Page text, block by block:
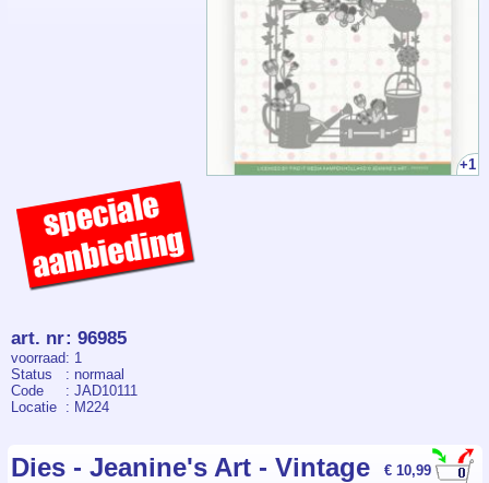
+1
art. nr: 96985
voorraad: 1
Status
: normaal
Code
: JAD10111
Locatie : M224
€ 10,99
Dies - Jeanine's Art - Vintage